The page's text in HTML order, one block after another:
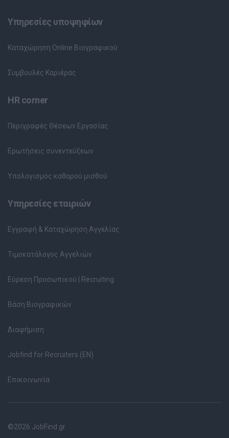
Υπηρεσίες υποψηφίων
Καταχώρηση Online Βιογραφικού
Συμβουλές Καριέρας
HR corner
Περιγραφές Θέσεων Εργασίας
Ερωτήσεις συνεντεύξεων
Υπολογισμός καθαρού μισθού
Υπηρεσίες εταιριών
Εγγραφή & Καταχώρηση Αγγελίας
Τιμοκατάλογος Αγγελιών
Εύρεση Προσωπικού | Recruiting
Βάση Βιογραφικών
Διαφήμιση
Jobfind for Recruiters (EN)
Επικοινωνία
©2026 JobFind.gr